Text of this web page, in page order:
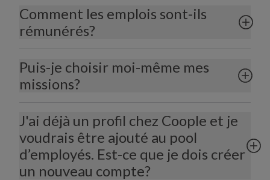
Comment les emplois sont-ils
rémunérés?
Puis-je choisir moi-même mes
missions?
J'ai déjà un profil chez Coople et je
voudrais être ajouté au pool
d’employés. Est-ce que je dois créer
un nouveau compte?